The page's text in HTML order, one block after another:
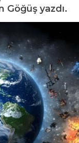
Göğüş yazdı.